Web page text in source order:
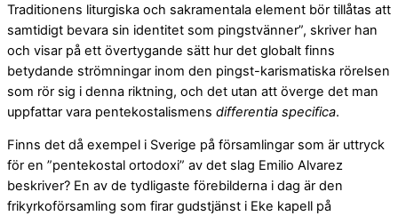
Traditionens liturgiska och sakramentala element bör tillåtas att
samtidigt bevara sin identitet som pingstvänner”, skriver han
och visar på ett övertygande sätt hur det globalt finns
betydande strömningar inom den pingst-karismatiska rörelsen
som rör sig i denna riktning, och det utan att överge det man
uppfattar vara pentekostalismens differentia specifica.
Finns det då exempel i Sverige på församlingar som är uttryck
för en ”pentekostal ortodoxi” av det slag Emilio Alvarez
beskriver? En av de tydligaste förebilderna i dag är den
frikyrkoförsamling som firar gudstjänst i Eke kapell på